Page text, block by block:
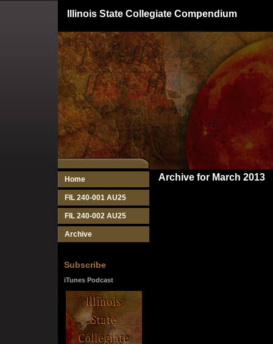
Illinois State Collegiate Compendium
Home
FIL 240-001 AU25
FIL 240-002 AU25
Archive
Subscribe
iTunes Podcast
Archive for March 2013